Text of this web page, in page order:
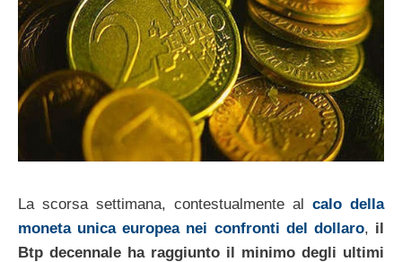
La scorsa settimana, contestualmente al calo della
moneta unica europea nei confronti del dollaro, il
Btp decennale ha raggiunto il minimo degli ultimi